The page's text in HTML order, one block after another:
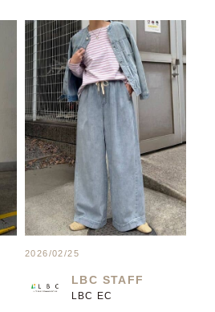
2026/02/25
LBC STAFF
LBC EC